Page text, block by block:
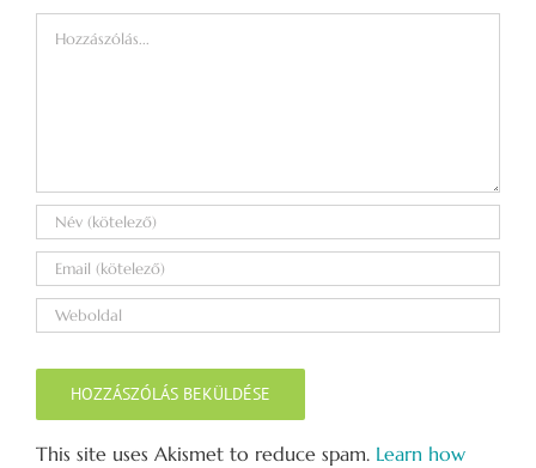
Hozzászólás
This site uses Akismet to reduce spam. Learn how